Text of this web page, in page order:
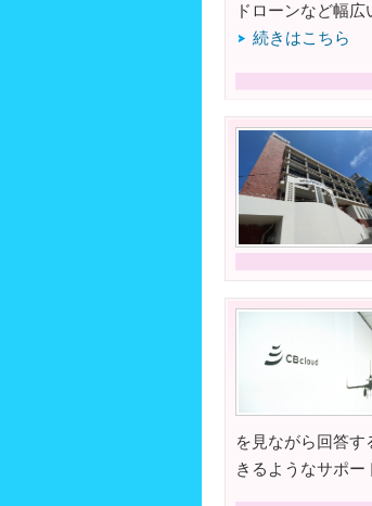
ドローンなど幅
続きはこちら
を見ながら回答
きるようなサポー